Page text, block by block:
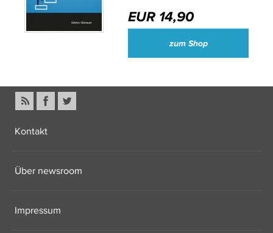
EUR 14,90
zum Shop
Kontakt
Über newsroom
Impressum